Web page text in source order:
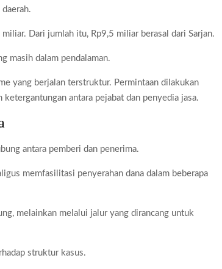
Dari jumlah itu, Rp9,5 miliar berasal dari Sarjan.
masih dalam pendalaman.
yang berjalan terstruktur. Permintaan dilakukan
antara pejabat dan penyedia jasa.
antara pemberi dan penerima.
memfasilitasi penyerahan dana dalam beberapa
melainkan melalui jalur yang dirancang untuk
struktur kasus.